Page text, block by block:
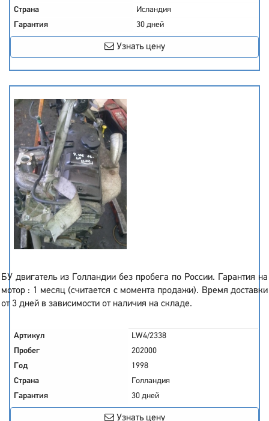
Страна
Исландия
Гарантия
30 дней
Узнать цену
БУ двигатель из Голландии без пробега по России. Гарантия на
мотор : 1 месяц (считается с момента продажи). Время доставки
от 3 дней в зависимости от наличия на складе.
Артикул
LW4/2338
Пробег
202000
Год
1998
Страна
Голландия
Гарантия
30 дней
Узнать цену